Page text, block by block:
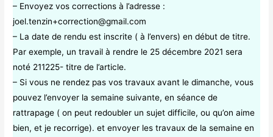
– Envoyez vos corrections à l’adresse :
joel.tenzin+correction@gmail.com
– La date de rendu est inscrite ( à l’envers) en début de titre.
Par exemple, un travail à rendre le 25 décembre 2021 sera
noté 211225- titre de l’article.
– Si vous ne rendez pas vos travaux avant le dimanche, vous
pouvez l’envoyer la semaine suivante, en séance de
rattrapage ( on peut redoubler un sujet difficile, ou qu’on aime
bien, et je recorrige). et envoyer les travaux de la semaine en